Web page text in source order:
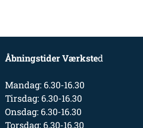
Åbningstider Værksted
Mandag: 6.30-16.30
Tirsdag: 6.30-16.30
Onsdag: 6.30-16.30
Torsdag: 6.30-16.30